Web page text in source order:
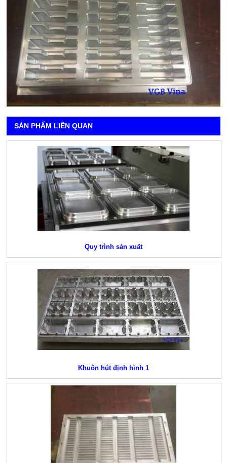
SẢN PHẨM LIÊN QUAN
Quy trình sản xuất
Khuôn hút định hình 1